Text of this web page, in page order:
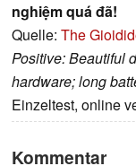
nghiệm quá đã!
Quelle: The
Positive: Beautiful
hardware; long
Einzeltest, online
Kommentar